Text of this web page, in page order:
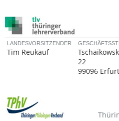
LANDESVORSITZENDER
Tim Reukauf
22
99096 Erfurt